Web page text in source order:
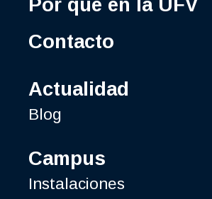
Por qué en la UFV
Contacto
Actualidad
Blog
Campus
Instalaciones